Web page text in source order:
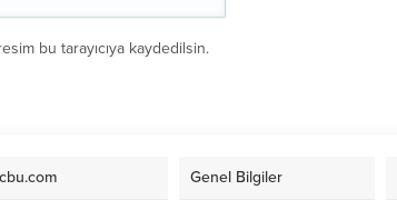
bu tarayıcıya kaydedilsin.
Genel Bilgiler